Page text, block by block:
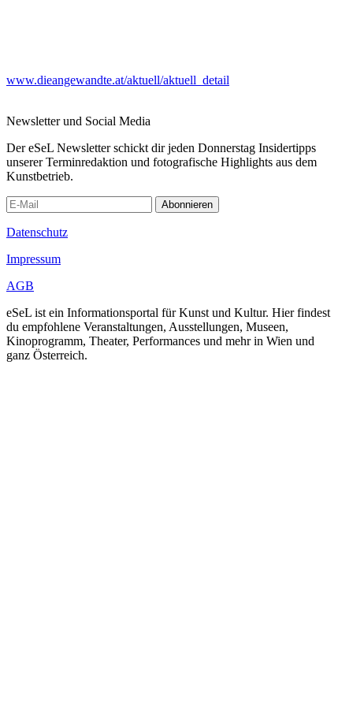
www.dieangewandte.at/aktuell/aktuell_detail
Newsletter und Social Media
Der eSeL Newsletter schickt dir jeden Donnerstag Insidertipps
unserer Terminredaktion und fotografische Highlights aus dem
Kunstbetrieb.
Abonnieren
Datenschutz
Impressum
AGB
eSeL ist ein Informationsportal für Kunst und Kultur. Hier findest
du empfohlene Veranstaltungen, Ausstellungen, Museen,
Kinoprogramm, Theater, Performances und mehr in Wien und
ganz Österreich.